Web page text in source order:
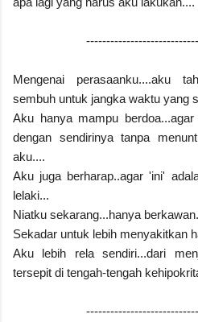
Mengenai perasaanku....aku
sembuh untuk jangka waktu yang
Aku hanya mampu
dengan sendirinya tanpa
aku....
Aku juga berharap..agar 'ini'
lelaki...
Niatku sekarang...hanya
Sekadar untuk lebih menyakitkan
Aku lebih rela sendiri...dari
tersepit di tengah-tengah